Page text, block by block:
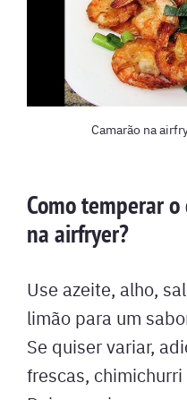
Camarão na
Como temperar
na airfryer?
Use azeite, alho,
limão para um
Se quiser variar,
frescas,